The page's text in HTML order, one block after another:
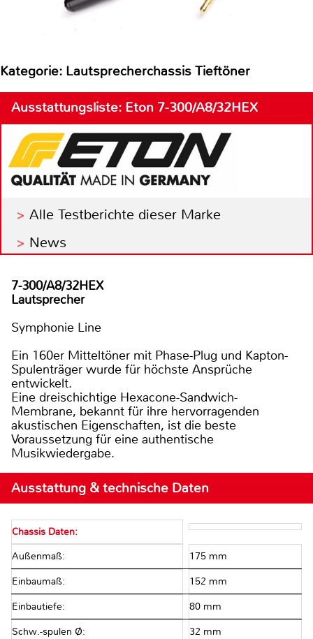
Kategorie: Lautsprecherchassis Tieftöner
Ausstattungsliste: Eton 7-300/A8/32HEX
Alle Testberichte dieser Marke
News
7-300/A8/32HEX
Lautsprecher
Symphonie Line
Ein 160er Mitteltöner mit Phase-Plug und Kapton-
Spulenträger wurde für höchste Ansprüche
entwickelt.
Eine dreischichtige Hexacone-Sandwich-
Membrane, bekannt für ihre hervorragenden
akustischen Eigenschaften, ist die beste
Voraussetzung für eine authentische
Musikwiedergabe.
Ausstattung & technische Daten
Chassis Daten:
Außenmaß: 175 mm
Einbaumaß: 152 mm
Einbautiefe: 80 mm
Schw.-spulen Ø: 32 mm